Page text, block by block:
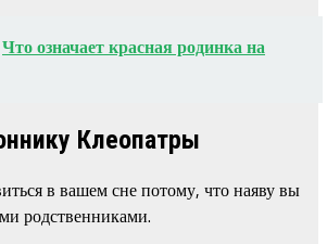
Что означает красная родинка на
Клеопатры
в вашем сне потому, что наяву вы
родственниками.